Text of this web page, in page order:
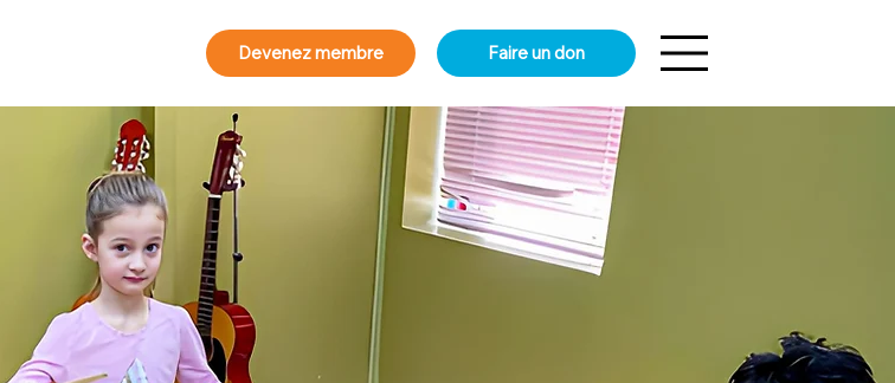
Devenez membre Faire un don